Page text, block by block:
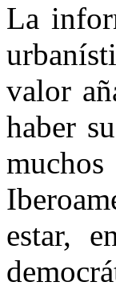
La
valor
haber
estar,